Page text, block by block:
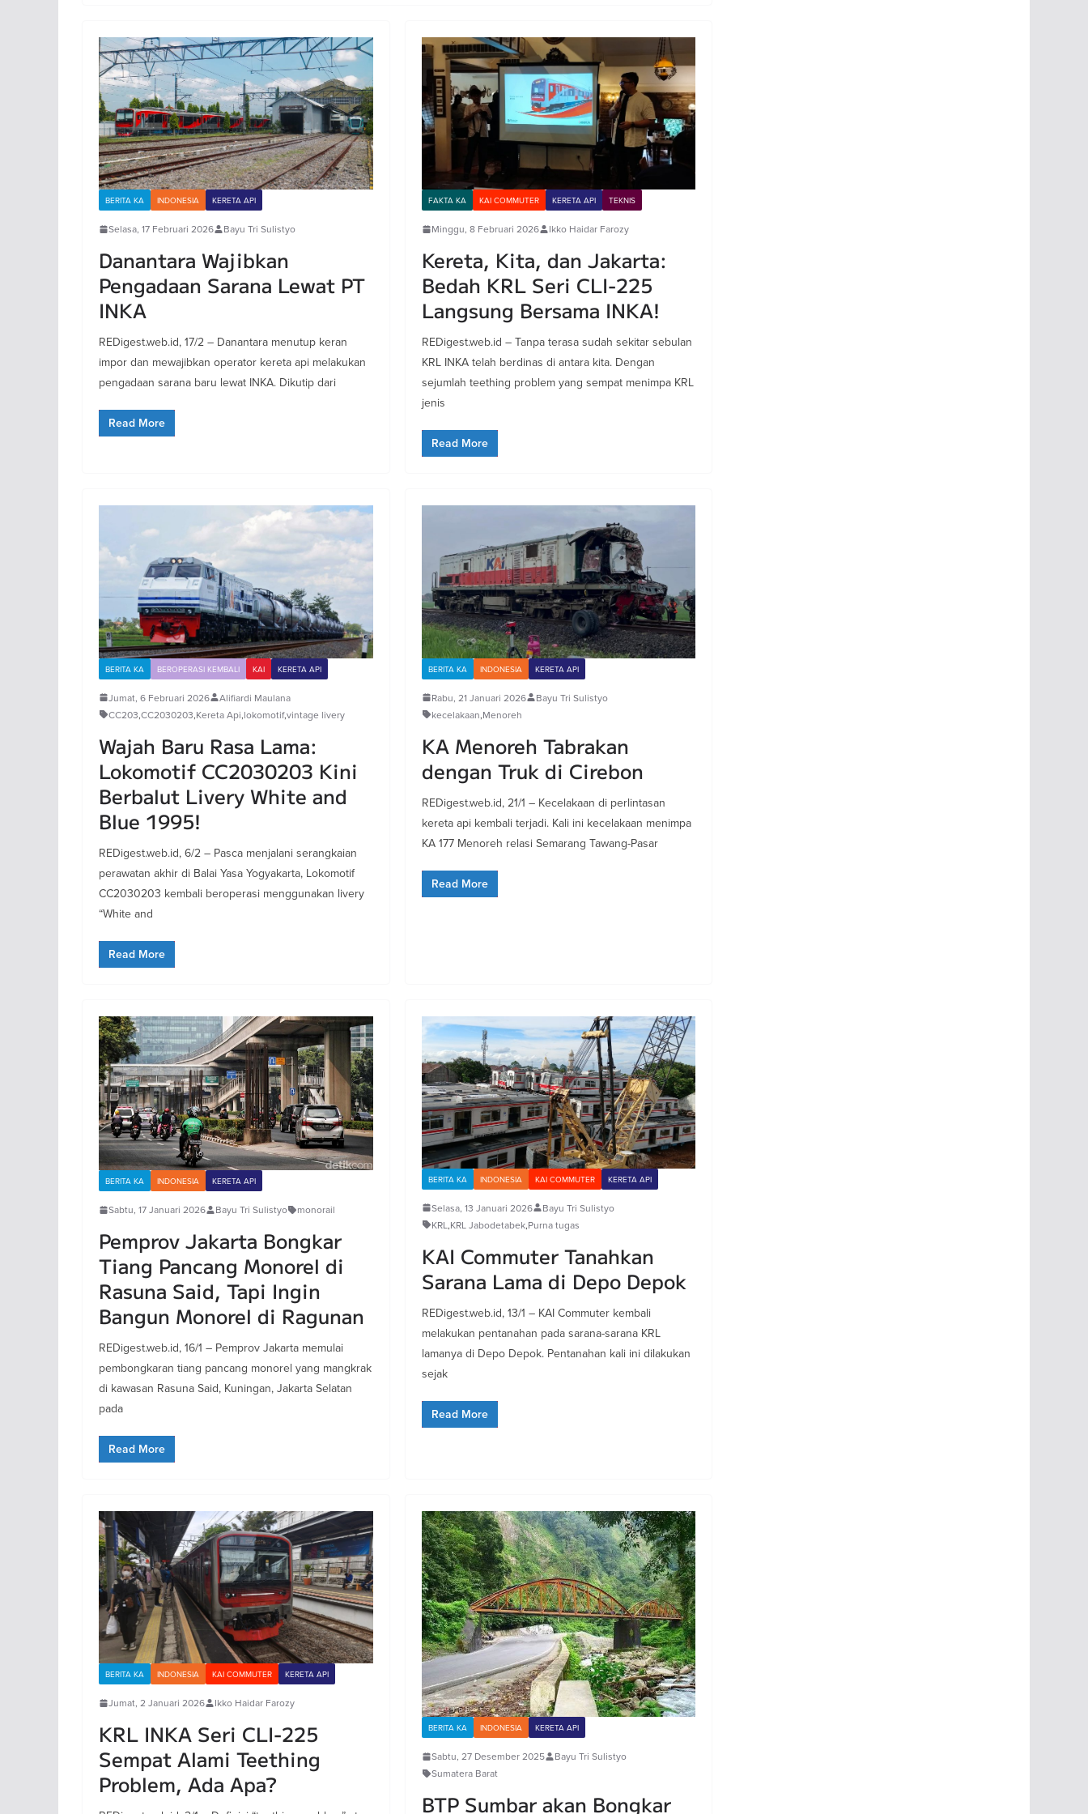
BERITA KA INDONESIA KERETA API
Selasa, 17 Februari 2026 Bayu Tri Sulistyo
Danantara Wajibkan
Pengadaan Sarana Lewat PT
INKA
REDigest.web.id, 17/2 – Danantara menutup keran
impor dan mewajibkan operator kereta api melakukan
pengadaan sarana baru lewat INKA. Dikutip dari
Read More
FAKTA KA KAI COMMUTER KERETA API TEKNIS
Minggu, 8 Februari 2026 Ikko Haidar Farozy
Kereta, Kita, dan Jakarta:
Bedah KRL Seri CLI-225
Langsung Bersama INKA!
REDigest.web.id – Tanpa terasa sudah sekitar sebulan
KRL INKA telah berdinas di antara kita. Dengan
sejumlah teething problem yang sempat menimpa KRL
jenis
Read More
BERITA KA BEROPERASI KEMBALI KAI KERETA API
Jumat, 6 Februari 2026
Alifiardi Maulana
CC203,CC2030203,Kereta Api,lokomotif,vintage livery
Wajah Baru Rasa Lama:
Lokomotif CC2030203 Kini
Berbalut Livery White and
Blue 1995!
REDigest.web.id, 6/2 – Pasca menjalani serangkaian
perawatan akhir di Balai Yasa Yogyakarta, Lokomotif
CC2030203 kembali beroperasi menggunakan livery
“White and
Read More
BERITA KA INDONESIA KERETA API
Rabu, 21 Januari 2026
Bayu Tri Sulistyo
kecelakaan,Menoreh
KA Menoreh Tabrakan
dengan Truk di Cirebon
REDigest.web.id, 21/1 – Kecelakaan di perlintasan
kereta api kembali terjadi. Kali ini kecelakaan menimpa
KA 177 Menoreh relasi Semarang Tawang-Pasar
Read More
BERITA KA INDONESIA KERETA API
Sabtu, 17 Januari 2026 Bayu Tri Sulistyo monorail
Pemprov Jakarta Bongkar
Tiang Pancang Monorel di
Rasuna Said, Tapi Ingin
Bangun Monorel di Ragunan
REDigest.web.id, 16/1 – Pemprov Jakarta memulai
pembongkaran tiang pancang monorel yang mangkrak
di kawasan Rasuna Said, Kuningan, Jakarta Selatan
pada
Read More
BERITA KA INDONESIA KAI COMMUTER KERETA API
Selasa, 13 Januari 2026
Bayu Tri Sulistyo
KRL,KRL Jabodetabek,Purna tugas
KAI Commuter Tanahkan
Sarana Lama di Depo Depok
REDigest.web.id, 13/1 – KAI Commuter kembali
melakukan pentanahan pada sarana-sarana KRL
lamanya di Depo Depok. Pentanahan kali ini dilakukan
sejak
Read More
BERITA KA INDONESIA KAI COMMUTER KERETA API
Jumat, 2 Januari 2026 Ikko Haidar Farozy
KRL INKA Seri CLI-225
Sempat Alami Teething
Problem, Ada Apa?
BERITA KA INDONESIA KERETA API
Sabtu, 27 Desember 2025
Bayu Tri Sulistyo
Sumatera Barat
BTP Sumbar akan Bongkar